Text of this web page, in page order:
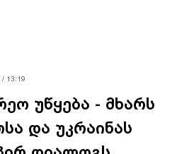
და უკრაინას
დიალოგს